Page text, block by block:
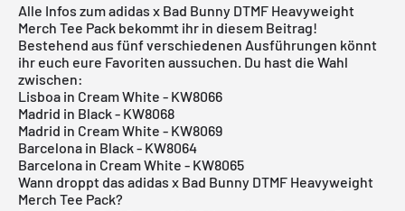
Alle Infos zum adidas x Bad Bunny DTMF Heavyweight
Merch Tee Pack bekommt ihr in diesem Beitrag!
Bestehend aus fünf verschiedenen Ausführungen könnt
ihr euch eure Favoriten aussuchen. Du hast die Wahl
zwischen:
Lisboa in Cream White - KW8066
Madrid in Black - KW8068
Madrid in Cream White - KW8069
Barcelona in Black - KW8064
Barcelona in Cream White - KW8065
Wann droppt das adidas x Bad Bunny DTMF Heavyweight
Merch Tee Pack?